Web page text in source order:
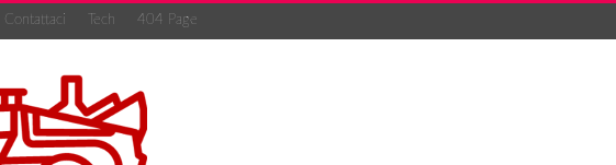
Contattaci Tech 404 Page